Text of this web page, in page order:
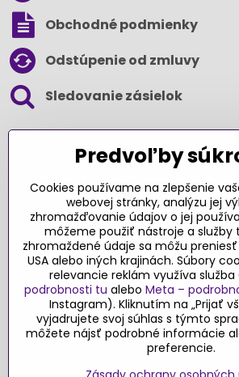
Obchodné podmienky
Odstúpenie od zmluvy
Sledovanie zásielok
Ďakujeme za podporu
Sme slovenský e-shop​.
vďaka vám – rodičom a
v poctivý výber kvalitných
pridanou hodnotou​. Každý
Originalnehracky​.sk je pre
motiváciou prinášať
ktoré majú zmysel​.
Predvoľby
Cookies používame na zlepšenie
webovej stránky, analýzu jej
zhromažďovanie údajov o jej
môžeme použiť nástroje a služby
zhromaždené údaje sa môžu preniesť
USA alebo iných krajinách. Súbory
relevancie reklám využíva služba
podrobnosti tu alebo Meta –
Instagram). Kliknutím na „Prijať
vyjadrujete svoj súhlas s týmto
môžete nájsť podrobné informácie
preferencie.